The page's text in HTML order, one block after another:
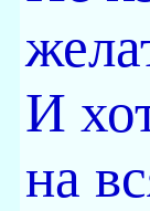
И
на